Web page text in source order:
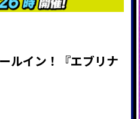
ルイン！『エブリナ